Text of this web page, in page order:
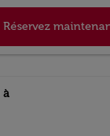
Réservez
à